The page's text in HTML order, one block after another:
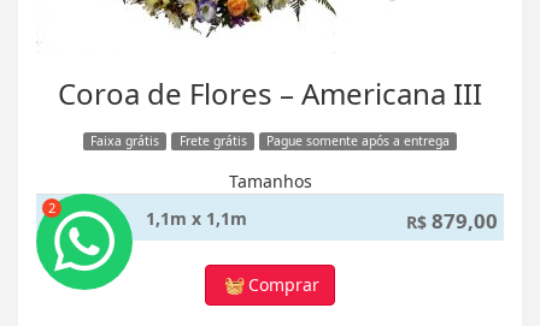
2
Coroa de Flores – Americana III
Faixa grátis Frete grátis Pague somente após a entrega
Tamanhos
1,1m x 1,1m
R$ 879,00
Comprar